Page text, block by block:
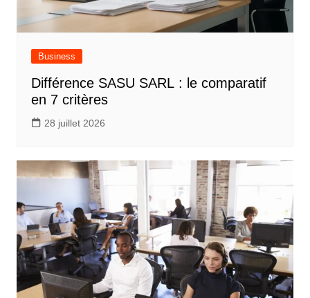
Business
Différence SASU SARL : le comparatif
en 7 critères
28 juillet 2026